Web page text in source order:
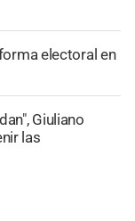
electoral en
Giuliano
las